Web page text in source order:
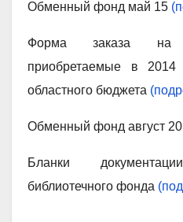
Обменный фонд май 15
Форма заказа на
приобретаемые в 2014
областного бюджета
Обменный фонд август
Бланки
библиотечного фонда